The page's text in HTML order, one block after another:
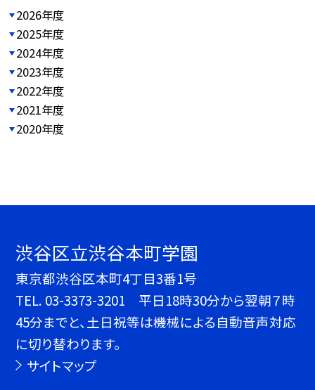
2026年度
2025年度
2024年度
2023年度
2022年度
2021年度
2020年度
渋谷区立渋谷本町学園
東京都渋谷区本町4丁目3番1号
TEL. 03-3373-3201 平日18時30分から翌朝７時
45分までと、土日祝等は機械による自動音声対応
に切り替わります。
サイトマップ